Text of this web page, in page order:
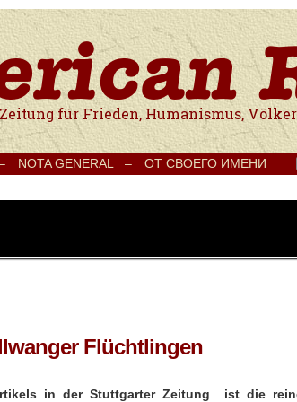
Humanismus, Völkerverständigung und
NOTA GENERAL – ОТ СВОЕГО ИМЕНИ
Flüchtlingen
in der Stuttgarter Zeitung ist die